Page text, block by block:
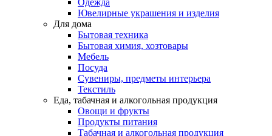
Одежда
Ювелирные украшения и изделия
Для дома
Бытовая техника
Бытовая химия, хозтовары
Мебель
Посуда
Сувениры, предметы интерьера
Текстиль
Еда, табачная и алкогольная продукция
Овощи и фрукты
Продукты питания
Табачная и алкогольная продукция